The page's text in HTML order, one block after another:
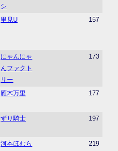
シ
里見U 157
にゃんにゃ
んファクト
リー
173
雁木万里 177
ずり騎士 197
河本ほむら
219